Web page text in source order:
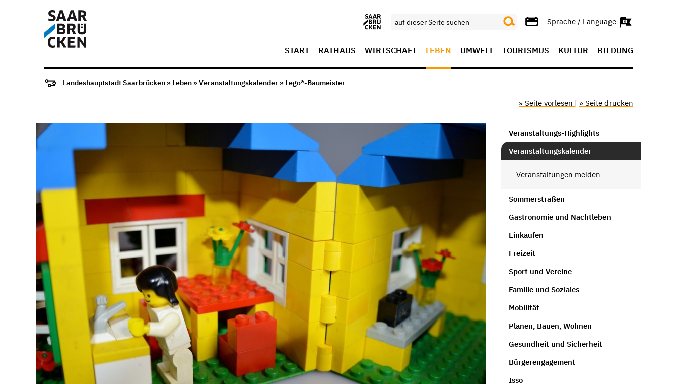
Sprache / Language
START RATHAUS WIRTSCHAFT LEBEN UMWELT TOURISMUS KULTUR BILDUNG
Landeshauptstadt Saarbrücken » Leben »Veranstaltungskalender » Lego®-Baumeister
» Seite vorlesen | » Seite drucken
Veranstaltungs-Highlights
Veranstaltungskalender
Veranstaltungen melden
Sommerstraßen
Gastronomie und Nachtleben
Einkaufen
Freizeit
Sport und Vereine
Familie und Soziales
Mobilität
Planen, Bauen, Wohnen
Gesundheit und Sicherheit
Bürgerengagement
Isso